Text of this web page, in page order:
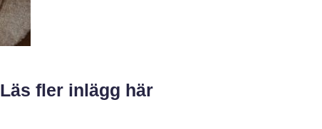
Läs fler inlägg här